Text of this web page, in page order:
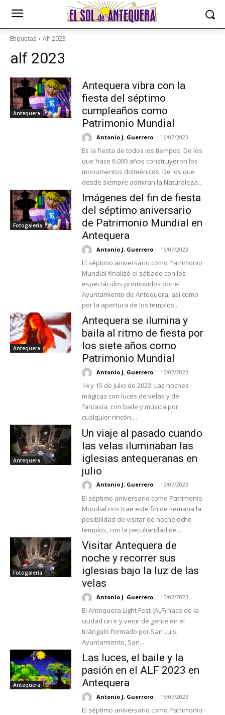
Etiquetas Alf 2023
alf 2023
Antequera
Antequera vibra con la
fiesta del séptimo
cumpleaños como
Patrimonio Mundial
Antonio J. Guerrero - 16/07/2023
Es la fiesta de todos los tiempos. De los
que hace 6.000 años construyeron los
monumentos dolménicos. De los que
desde siempre admiran la Naturaleza...
Fotogalería
Imágenes del fin de fiesta
del séptimo aniversario
de Patrimonio Mundial en
Antequera
Antonio J. Guerrero - 16/07/2023
El séptimo aniversario como Patrimonio
Mundial finalizó el sábado con los
espectáculos promovidos por el
Ayuntamiento de Antequera, así como
por la apertura de los templos...
Antequera
Antequera se ilumina y
baila al ritmo de fiesta por
los siete años como
Patrimonio Mundial
Antonio J. Guerrero - 15/07/2023
14 y 15 de julio de 2023. Las noches
mágicas con luces de velas y de
fantasía, con baile y música por
cualquier rincón....
Antequera
Un viaje al pasado cuando
las velas iluminaban las
iglesias antequeranas en
julio
Antonio J. Guerrero - 15/07/2023
El séptimo aniversario como Patrimonio
Mundial nos trae este fin de semana la
posibilidad de visitar de noche ocho
templos, con la peculiaridad de...
Fotogalería
Visitar Antequera de
noche y recorrer sus
iglesias bajo la luz de las
velas
Antonio J. Guerrero - 15/07/2023
El Antequera Light Fest (ALF) hace de la
ciudad un ir y venir de gente en el
triángulo formado por San Luis,
Ayuntamiento, San...
Antequera
Las luces, el baile y la
pasión en el ALF 2023 en
Antequera
Antonio J. Guerrero - 15/07/2023
El séptimo aniversario como Patrimonio